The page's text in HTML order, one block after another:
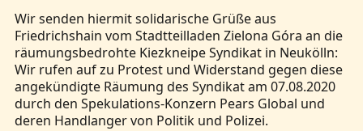
Wir senden hiermit solidarische Grüße aus
Friedrichshain vom Stadtteilladen Zielona Góra an die
räumungsbedrohte Kiezkneipe Syndikat in Neukölln:
Wir rufen auf zu Protest und Widerstand gegen diese
angekündigte Räumung des Syndikat am 07.08.2020
durch den Spekulations-Konzern Pears Global und
deren Handlanger von Politik und Polizei.